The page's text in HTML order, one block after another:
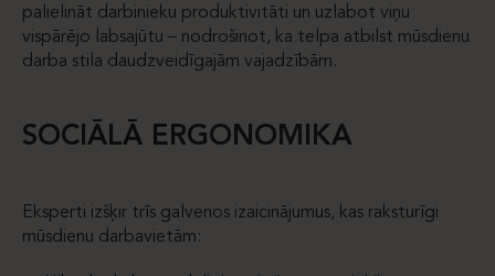
palielināt darbinieku produktivitāti un uzlabot viņu
vispārējo labsajūtu – nodrošinot, ka telpa atbilst mūsdienu
darba stila daudzveidīgajām vajadzībām.
SOCIĀLĀ ERGONOMIKA
Eksperti izšķir trīs galvenos izaicinājumus, kas raksturīgi
mūsdienu darbavietām: